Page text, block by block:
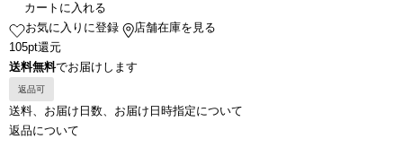
カートに入れる
お気に入りに登録
店舗在庫を見る
105pt還元
送料無料でお届けします
返品可
送料、お届け日数、お届け日時指定について
返品について